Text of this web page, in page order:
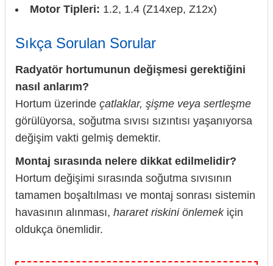
Motor Tipleri: 1.2, 1.4 (Z14xep, Z12x)
Sıkça Sorulan Sorular
Radyatör hortumunun değişmesi gerektiğini
nasıl anlarım?
Hortum üzerinde çatlaklar, şişme veya sertleşme
görülüyorsa, soğutma sıvısı sızıntısı yaşanıyorsa
değişim vakti gelmiş demektir.
Montaj sırasında nelere dikkat edilmelidir?
Hortum değişimi sırasında soğutma sıvısının
tamamen boşaltılması ve montaj sonrası sistemin
havasının alınması, hararet riskini önlemekiçin
oldukça önemlidir.